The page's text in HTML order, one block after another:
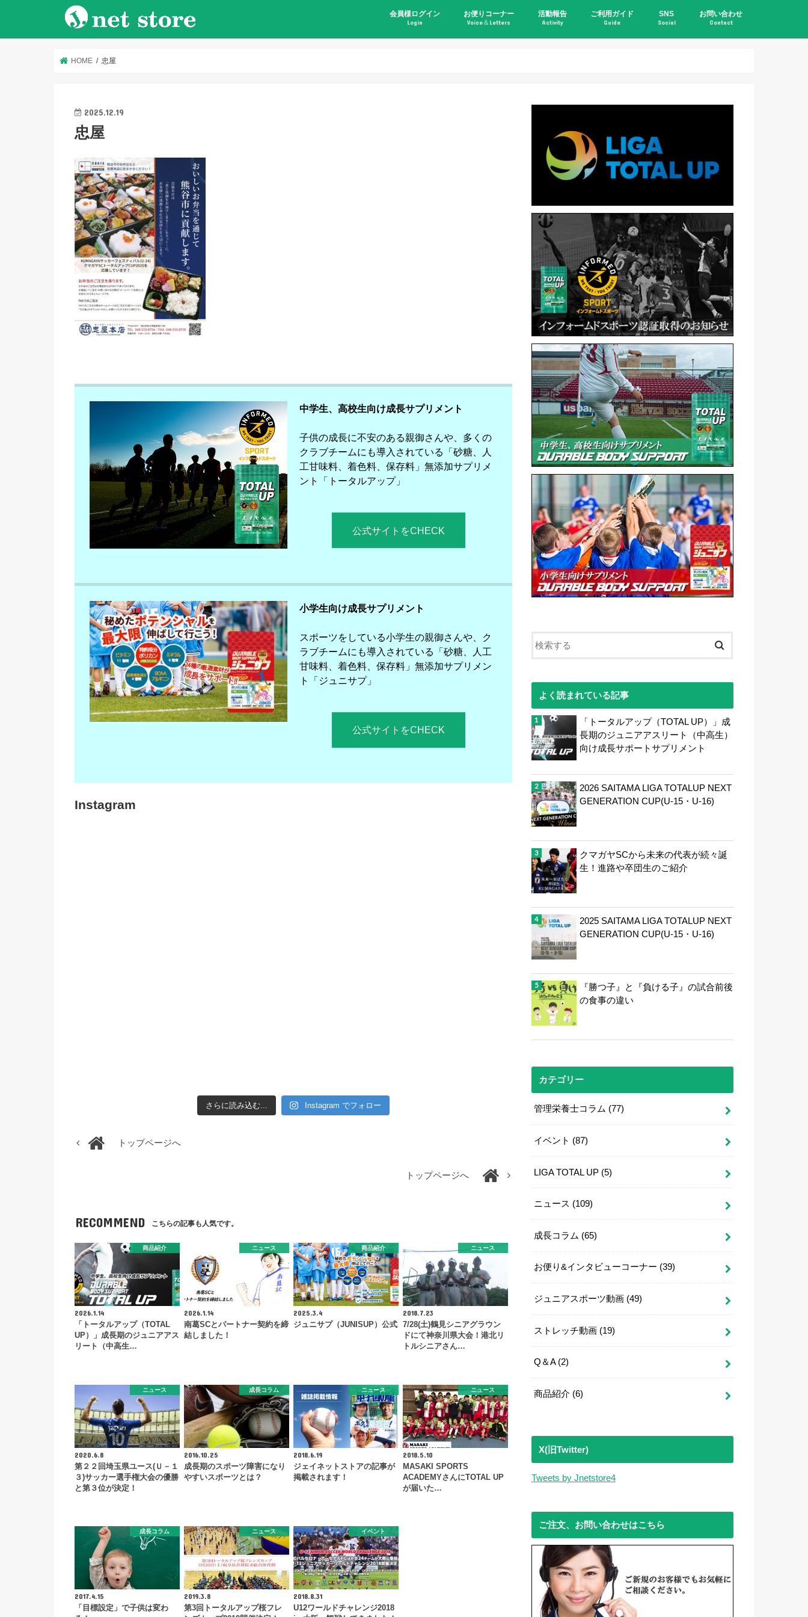
会員様ログイン
Login
お便りコーナー
Voice＆Letters
活動報告
Activity
ご利用ガイド
Guide
SNS
Social
お問い合わせ
Contact
HOME 忠屋
2025.12.19
忠屋
中学生、高校生向け成長サプリメント
子供の成長に不安のある親御さんや、多くの
クラブチームにも導入されている「砂糖、人
工甘味料、着色料、保存料」無添加サプリメ
ント「トータルアップ」
公式サイトをCHECK
小学生向け成長サプリメント
スポーツをしている小学生の親御さんや、ク
ラブチームにも導入されている「砂糖、人工
甘味料、着色料、保存料」無添加サプリメン
ト「ジュニサプ」
公式サイトをCHECK
Instagram
さらに読み込む... Instagram でフォロー
トップページへ
トップページへ
RECOMMEND こちらの記事も人気です。
商品紹介
2026.1.14
「トータルアップ（TOTAL
UP）」成長期のジュニアアス
リート（中高生…
ニュース
2026.1.14
南葛SCとパートナー契約を締
結しました！
商品紹介
2025.3.4
ジュニサプ（JUNISUP）公式
ニュース
2018.7.23
7/28(土)鶴見シニアグラウン
ドにて神奈川県大会！港北リ
トルシニアさん…
ニュース
2020.6.8
第２２回埼玉県ユース(Ｕ－１
３)サッカー選手権大会の優勝
と第３位が決定！
成長コラム
2016.10.25
成長期のスポーツ障害になり
やすいスポーツとは？
ニュース
2018.6.19
ジェイネットストアの記事が
掲載されます！
ニュース
2018.5.10
MASAKI SPORTS
ACADEMYさんにTOTAL UP
が届いた…
成長コラム
2017.4.15
「目標設定」で子供は変わ
ニュース
2019.3.8
第3回トータルアップ桜フレ
イベント
2018.8.31
U12ワールドチャレンジ2018
よく読まれている記事
「トータルアップ（TOTAL UP）」成
長期のジュニアアスリート（中高生）
向け成長サポートサプリメント
2026 SAITAMA LIGA TOTALUP NEXT
GENERATION CUP(U-15・U-16)
クマガヤSCから未来の代表が続々誕
生！進路や卒団生のご紹介
2025 SAITAMA LIGA TOTALUP NEXT
GENERATION CUP(U-15・U-16)
『勝つ子』と『負ける子』の試合前後
の食事の違い
カテゴリー
管理栄養士コラム (77)
イベント (87)
LIGA TOTAL UP (5)
ニュース (109)
成長コラム (65)
お便り&インタビューコーナー (39)
ジュニアスポーツ動画 (49)
ストレッチ動画 (19)
Q＆A (2)
商品紹介 (6)
X(旧Twitter)
Tweets by Jnetstore4
ご注文、お問い合わせはこちら